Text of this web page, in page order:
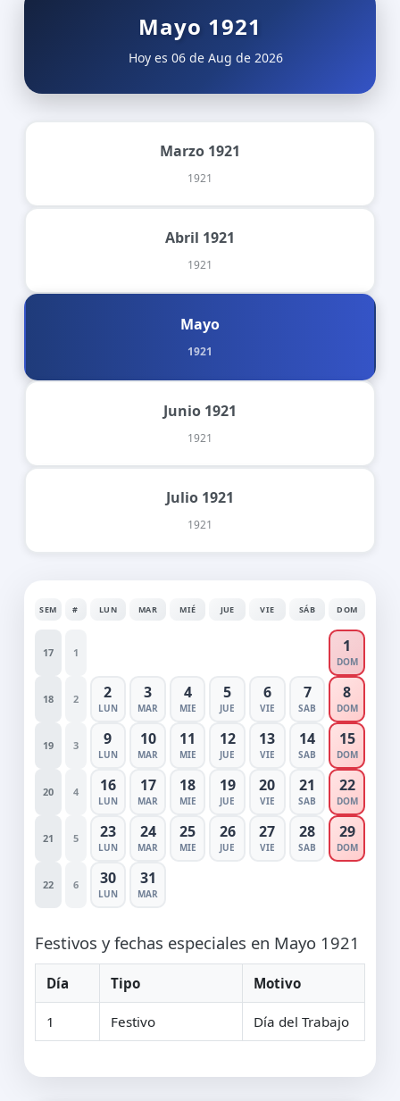
Mayo 1921
Hoy es 06 de Aug de 2026
Marzo 1921
1921
Abril 1921
1921
Mayo
1921
Junio 1921
1921
Julio 1921
1921
SEM # LUN MAR MIÉ JUE VIE SÁB DOM
17 1 1
DOM
18 2 2
LUN
3
MAR
4
MIE
5
JUE
6
VIE
7
SAB
8
DOM
19 3 9
LUN
10
MAR
11
MIE
12
JUE
13
VIE
14
SAB
15
DOM
20 4 16
LUN
17
MAR
18
MIE
19
JUE
20
VIE
21
SAB
22
DOM
21 5 23
LUN
24
MAR
25
MIE
26
JUE
27
VIE
28
SAB
29
DOM
22 6 30
LUN
31
MAR
Festivos y fechas especiales en Mayo 1921
Día Tipo Motivo
1 Festivo Día del Trabajo